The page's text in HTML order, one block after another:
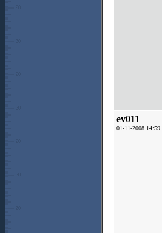
ev011
01-11-2008 14:59